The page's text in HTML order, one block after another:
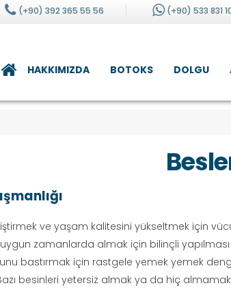
(+90) 392 365 55 56 (+90) 533 831
HAKKIMIZDA BOTOKS DOLGU
ve yaşam kalitesini yükseltmek için
zamanlarda almak için bilinçli yapılması
bastırmak için rastgele yemek yemek
besinleri yetersiz almak ya da hiç